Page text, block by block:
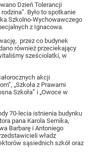
Dzień Tolerancji
Było to spotkanie
Szkolno-Wychowawczego
z Ignacowa.
przez co budynek
również przeciekający
sześciolatki, w
akcji
„Szkoła z Prawami
Szkoła” i „Owoce w
70-lecia istnienia budynku
pana Karola Semika,
Barbarę i Antoniego
władz
sąsiednich szkół oraz